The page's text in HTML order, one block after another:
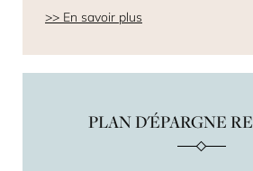
En savoir plus
PLAN D'ÉPARGNE